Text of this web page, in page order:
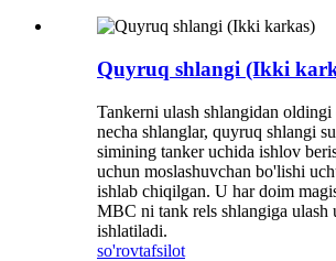
Quyruq shlangi (Ikki
Tankerni ulash shlangidan
necha shlanglar, quyruq shlangi
simining tanker uchida ishlov
uchun moslashuvchan bo'lishi
ishlab chiqilgan. U har doim
MBC ni tank rels shlangiga ulash
ishlatiladi.
so'rovtafsilot